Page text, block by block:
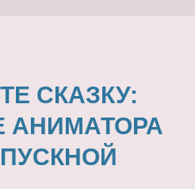
СКАЗКУ:
АНИМАТОРА